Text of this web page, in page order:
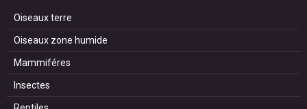
Oiseaux terre
Oiseaux zone humide
Mammiféres
Insectes